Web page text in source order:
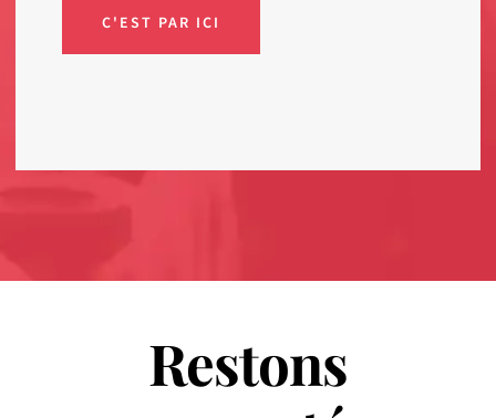
C'EST PAR ICI
Restons